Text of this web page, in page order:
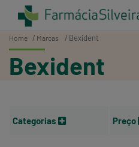
Home Marcas Bexident
Bexident
Categorias Preço